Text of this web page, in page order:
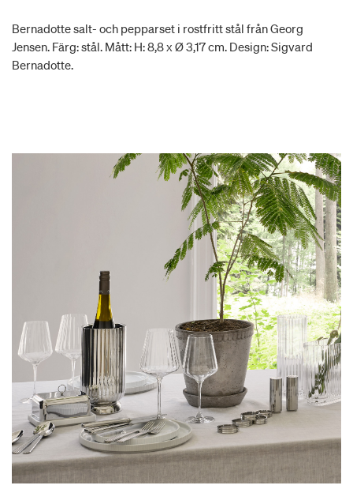
Bernadotte salt- och pepparset i rostfritt stål från Georg
Jensen. Färg: stål. Mått: H: 8,8 x Ø 3,17 cm. Design: Sigvard
Bernadotte.